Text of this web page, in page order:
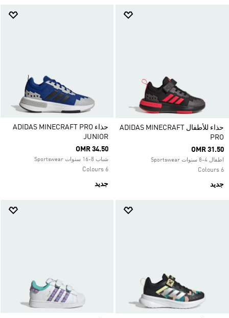
حذاء للأطفال ADIDAS MINECRAFT
PRO
OMR 31.50
اطفال 4-8 سنوات Sportswear
6 Colours
جديد
حذاء ADIDAS MINECRAFT PRO
JUNIOR
OMR 34.50
شباب 8-16 سنوات Sportswear
6 Colours
جديد